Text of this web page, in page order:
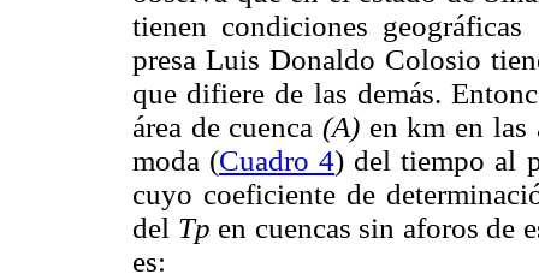
tienen condiciones
presa Luis Donaldo Colosio
que difiere de las demás.
área de cuenca(A) en km en las
moda (Cuadro 4) del tiempo al
cuyo coeficiente de
del Tp en cuencas sin aforos de
es: